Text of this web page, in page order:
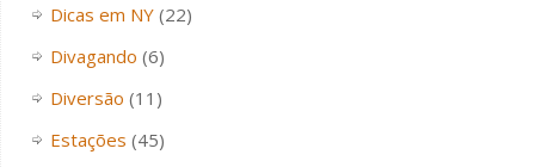
Dicas em NY(22)
Divagando (6)
Diversão (11)
Estações (45)